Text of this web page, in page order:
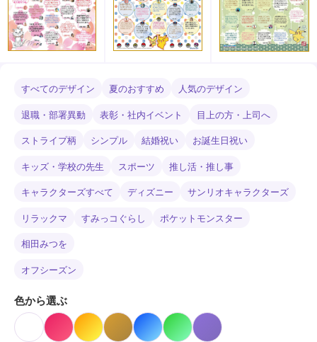
すべてのデザイン 夏のおすすめ
人気のデザイン
退職・部署異動
表彰・社内イベント
目上の方・上司へ
ストライプ柄
シンプル 結婚祝い
お誕生日祝い
キッズ・学校の先生
スポーツ
推し活・推し事
キャラクターズすべて
ディズニー
サンリオキャラクターズ
リラックマ
すみっコぐらし
ポケットモンスター
相田みつを
オフシーズン
色から選ぶ